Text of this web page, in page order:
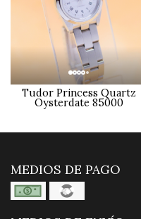
Tudor Princess Quartz
Oysterdate 85000
MEDIOS DE PAGO